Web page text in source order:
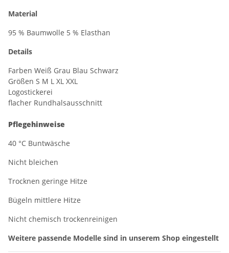
Material
95 % Baumwolle 5 % Elasthan
Details
Farben Weiß Grau Blau Schwarz
Größen S M L XL XXL
Logostickerei
flacher Rundhalsausschnitt
Pflegehinweise
40 °C Buntwäsche
Nicht bleichen
Trocknen geringe Hitze
Bügeln mittlere Hitze
Nicht chemisch trockenreinigen
Weitere passende Modelle sind in unserem Shop eingestellt